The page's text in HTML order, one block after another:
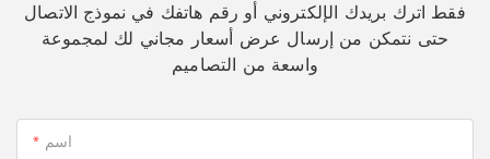
فقط اترك بريدك الإلكتروني أو رقم هاتفك في نموذج الاتصال
حتى نتمكن من إرسال عرض أسعار مجاني لك لمجموعة
واسعة من التصاميم
اسم